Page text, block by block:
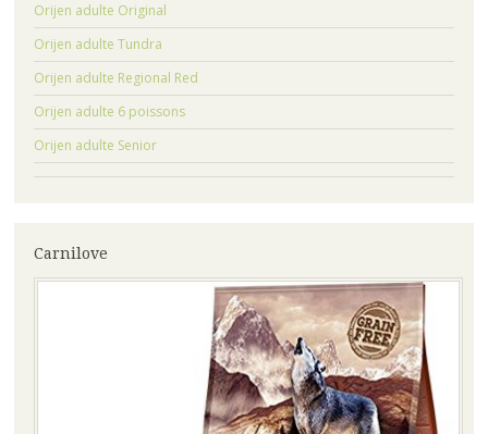
Orijen adulte Original
Orijen adulte Tundra
Orijen adulte Regional Red
Orijen adulte 6 poissons
Orijen adulte Senior
Carnilove